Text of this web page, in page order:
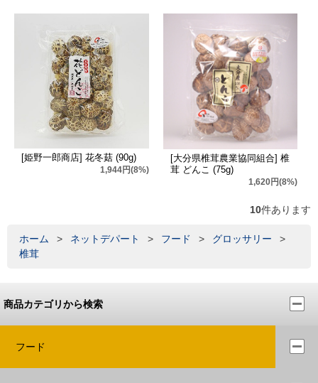
[姫野一郎商店] 花冬菇 (90g)
1,944円(8%)
[大分県椎茸農業協同組合] 椎
茸 どんこ (75g)
1,620円(8%)
10件あります
ホーム > ネットデパート > フード > グロッサリー
>
椎茸
商品カテゴリから検索
フード